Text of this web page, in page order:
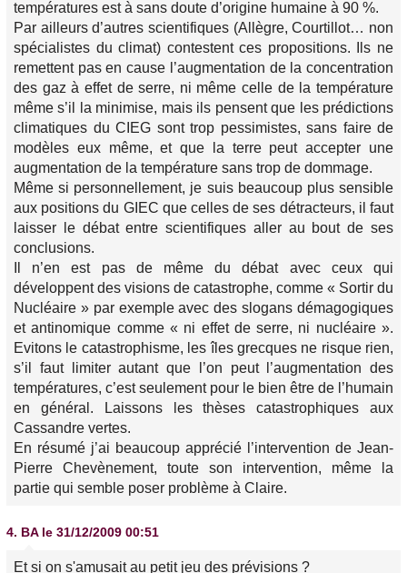
températures est à sans doute d’origine humaine à 90 %.
Par ailleurs d’autres scientifiques (Allègre, Courtillot… non
spécialistes du climat) contestent ces propositions. Ils ne
remettent pas en cause l’augmentation de la concentration
des gaz à effet de serre, ni même celle de la température
même s’il la minimise, mais ils pensent que les prédictions
climatiques du CIEG sont trop pessimistes, sans faire de
modèles eux même, et que la terre peut accepter une
augmentation de la température sans trop de dommage.
Même si personnellement, je suis beaucoup plus sensible
aux positions du GIEC que celles de ses détracteurs, il faut
laisser le débat entre scientifiques aller au bout de ses
conclusions.
Il n’en est pas de même du débat avec ceux qui
développent des visions de catastrophe, comme « Sortir du
Nucléaire » par exemple avec des slogans démagogiques
et antinomique comme « ni effet de serre, ni nucléaire ».
Evitons le catastrophisme, les îles grecques ne risque rien,
s’il faut limiter autant que l’on peut l’augmentation des
températures, c’est seulement pour le bien être de l’humain
en général. Laissons les thèses catastrophiques aux
Cassandre vertes.
En résumé j’ai beaucoup apprécié l’intervention de Jean-
Pierre Chevènement, toute son intervention, même la
partie qui semble poser problème à Claire.
4. BA le 31/12/2009 00:51
Et si on s'amusait au petit jeu des prévisions ?